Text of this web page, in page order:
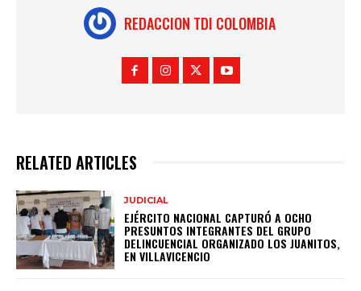
REDACCION TDI COLOMBIA
RELATED ARTICLES
JUDICIAL
EJÉRCITO NACIONAL CAPTURÓ A OCHO
PRESUNTOS INTEGRANTES DEL GRUPO
DELINCUENCIAL ORGANIZADO LOS JUANITOS,
EN VILLAVICENCIO